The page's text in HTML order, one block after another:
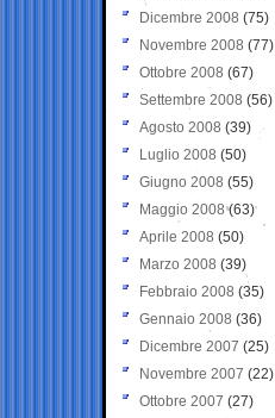
Dicembre 2008 (75)
Novembre 2008 (77)
Ottobre 2008 (67)
Settembre 2008 (56)
Agosto 2008 (39)
Luglio 2008 (50)
Giugno 2008 (55)
Maggio 2008(63)
Aprile 2008 (50)
Marzo 2008 (39)
Febbraio 2008 (35)
Gennaio 2008 (36)
Dicembre 2007 (25)
Novembre 2007 (22)
Ottobre 2007 (27)